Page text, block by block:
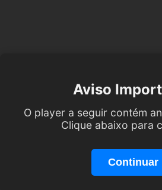
Aviso
O player a seguir contém
Clique abaixo para
Continuar